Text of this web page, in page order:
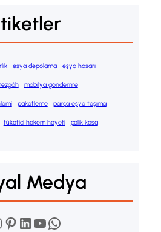
eşya depolama eşya hasarı
mobilya gönderme
paketleme parça eşya taşıma
tüketici hakem heyeti çelik kasa
Medya
Pinterest LinkedIn YouTube WhatsApp